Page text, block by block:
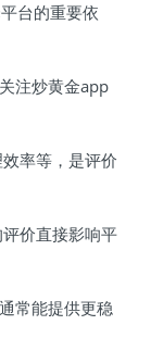
台的重要依
注炒黄金app
率等，是评价
价直接影响平
常能提供更稳